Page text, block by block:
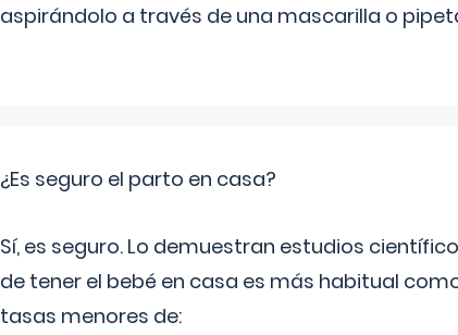
aspirándolo a través de una mascarilla o
¿Es seguro el parto en casa?
Sí, es seguro. Lo demuestran estudios
de tener el bebé en casa es más habitual
tasas menores de: